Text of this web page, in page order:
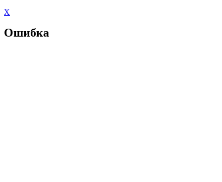
X
Ошибка